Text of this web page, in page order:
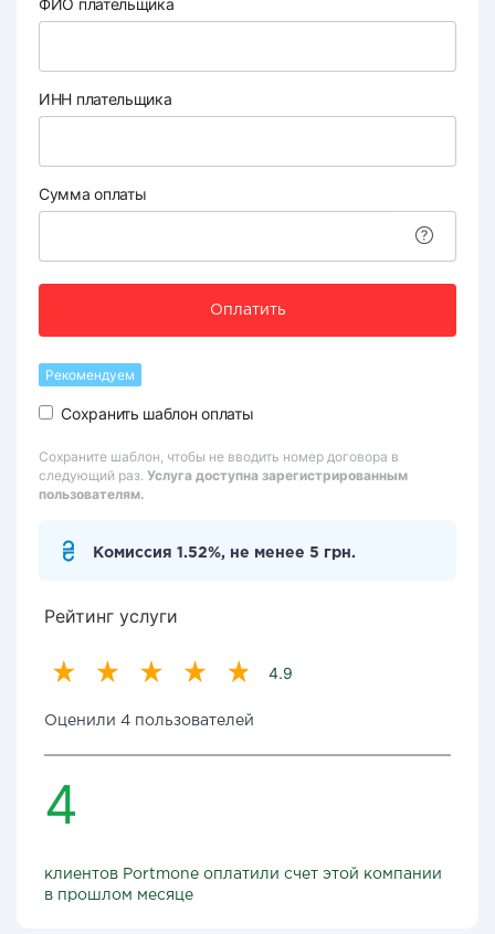
ФИО плательщика
ИНН плательщика
Сумма оплаты
Оплатить
Рекомендуем
Сохранить шаблон оплаты
Сохраните шаблон, чтобы не вводить номер договора в
следующий раз. Услуга доступна зарегистрированным
пользователям.
Комиссия 1.52%, не менее 5 грн.
Рейтинг услуги
4.9
Оценили 4 пользователей
4
клиентов Portmone оплатили счет этой компании
в прошлом месяце